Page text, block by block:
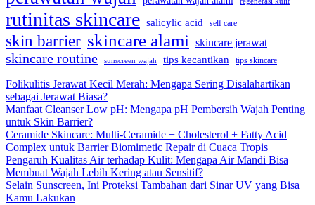
rutinitas skincare salicylic acid self care
skin barrier skincare alami skincare jerawat
skincare routine sunscreen wajah tips kecantikan tips skincare
Folikulitis Jerawat Kecil Merah: Mengapa Sering Disalahartikan
sebagai Jerawat Biasa?
Manfaat Cleanser Low pH: Mengapa pH Pembersih Wajah Penting
untuk Skin Barrier?
Ceramide Skincare: Multi-Ceramide + Cholesterol + Fatty Acid
Complex untuk Barrier Biomimetic Repair di Cuaca Tropis
Pengaruh Kualitas Air terhadap Kulit: Mengapa Air Mandi Bisa
Membuat Wajah Lebih Kering atau Sensitif?
Selain Sunscreen, Ini Proteksi Tambahan dari Sinar UV yang Bisa
Kamu Lakukan